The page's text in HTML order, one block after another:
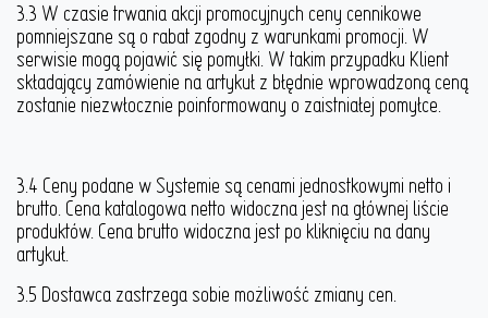
3.3 W czasie trwania akcji promocyjnych ceny cennikowe
pomniejszane są o rabat zgodny z warunkami promocji. W
serwisie mogą pojawić się pomyłki. W takim przypadku Klient
składający zamówienie na artykuł z błędnie wprowadzoną ceną
zostanie niezwłocznie poinformowany o zaistniałej pomyłce.
3.4 Ceny podane w Systemie są cenami jednostkowymi netto i
brutto. Cena katalogowa netto widoczna jest na głównej liście
produktów. Cena brutto widoczna jest po kliknięciu na dany
artykuł.
3.5 Dostawca zastrzega sobie możliwość zmiany cen.